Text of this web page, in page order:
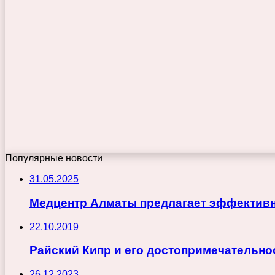
Популярные новости
31.05.2025
Медцентр Алматы предлагает
22.10.2019
Райский Кипр и его